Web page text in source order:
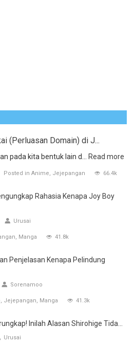
(Perluasan Domain) di J...
pada kita bentuk lain d... Read more
Posted in Anime Jejepangan 66.4k
Rahasia Kenapa Joy Boy
Urusai
Manga 41.8k
Penjelasan Kenapa Pelindung
Sorenamoo
Jejepangan Manga 41.3k
Inilah Alasan Shirohige Tida...
Urusai